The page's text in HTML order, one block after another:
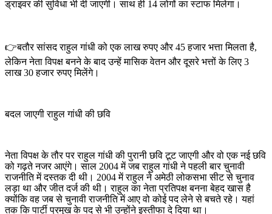
ड्राइवर की सुविधा भी दी जाएगी। साथ ही 14 लोगों का स्टाफ मिलेगा।
👉बतौर सांसद राहुल गांधी को एक लाख रुपए और 45 हजार भत्ता मिलता है,
लेकिन नेता विपक्ष बनने के बाद उन्हें मासिक वेतन और दूसरे भत्तों के लिए 3
लाख 30 हजार रुपए मिलेंगे।
बदल जाएगी राहुल गांधी की छवि
नेता विपक्ष के तौर पर राहुल गांधी की पुरानी छवि टूट जाएगी और वो एक नई छवि
को गढ़ते नजर आएंगे। साल 2004 में जब राहुल गांधी ने पहली बार चुनावी
राजनीति में दस्तक दी थी। 2004 में राहुल ने अमेठी लोकसभा सीट से चुनाव
लड़ा था और जीत दर्ज की थी। राहुल का नेता प्रतिपक्ष बनना बेहद खास है
क्योंकि वह जब से चुनावी राजनीति में आए वो कोई पद लेने से बचते रहे। यहां
तक कि पार्टी प्रमुख के पद से भी उन्होंने इस्तीफा दे दिया था।